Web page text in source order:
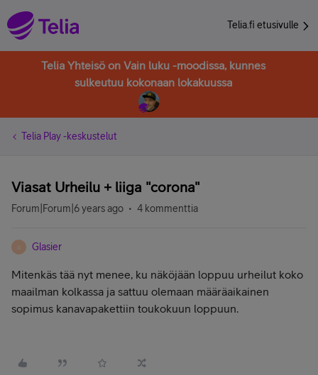
Telia.fi etusivulle
Telia Yhteisö on Vain luku -moodissa, kunnes
sulkeutuu kokonaan lokakuussa
Telia Play -keskustelut
Viasat Urheilu + liiga "corona"
Forum|Forum|6 years ago 4 kommenttia
G Glasier
Mitenkäs tää nyt menee, ku näköjään loppuu urheilut koko
maailman kolkassa ja sattuu olemaan määräaikainen
sopimus kanavapakettiin toukokuun loppuun.